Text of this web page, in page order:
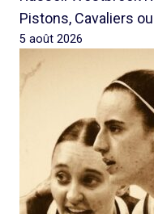
Pistons, Cavaliers
5 août 2026